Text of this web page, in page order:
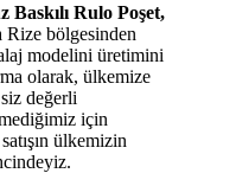
Rulo Poşet,
bölgesinden
modelini üretimini
olarak, ülkemize
değerli
için
ülkemizin